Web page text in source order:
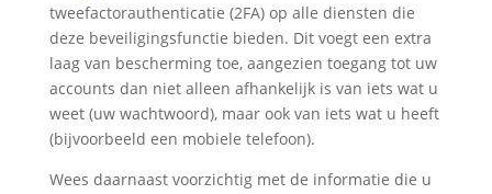
tweefactorauthenticatie (2FA) op alle diensten die
deze beveiligingsfunctie bieden. Dit voegt een extra
laag van bescherming toe, aangezien toegang tot uw
accounts dan niet alleen afhankelijk is van iets wat u
weet (uw wachtwoord), maar ook van iets wat u heeft
(bijvoorbeeld een mobiele telefoon).
Wees daarnaast voorzichtig met de informatie die u